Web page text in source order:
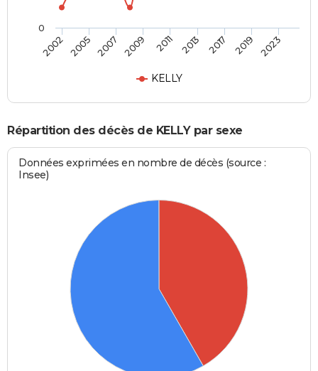
KELLY
2002 2005 2007 2009 2011 2013 2017 2019 2023
0
Répartition des décès de KELLY par sexe
Données exprimées en nombre de décès (source :
Insee)